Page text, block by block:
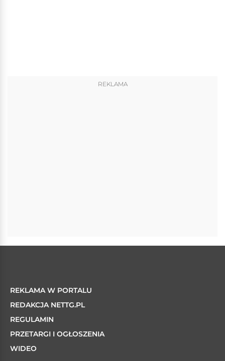
REKLAMA
REKLAMA W PORTALU
REDAKCJA NETTG.PL
REGULAMIN
PRZETARGI I OGŁOSZENIA
WIDEO